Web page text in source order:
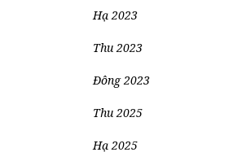
Hạ 2023
Thu 2023
Đông 2023
Thu 2025
Hạ 2025